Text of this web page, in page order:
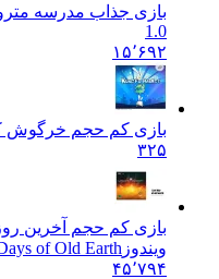
بازی جذاب مدرسه
1.0
۱۵٬۶۹۲
بازی کم حجم خرگوش
۳۲۵
بازی کم حجم آخرین
ویندوز of Old Earth
۴۵٬۷۹۴